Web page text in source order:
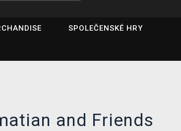
SPOLEČENSKÉ HRY
and Friends